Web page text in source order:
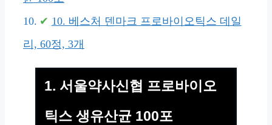
10. 베스처 덴마크 프로바이오틱스 데일
리, 60정, 3개
1. 서울약사신협 프로바이오
틱스 생유산균 100포